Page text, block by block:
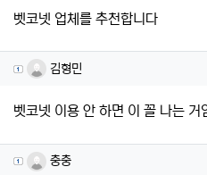
벳코넷 업체를 추천합니다
김형민님의 댓글
김형민
벳코넷 이용 안 하면 이 꼴 나는 거
충충님의 댓글
충충